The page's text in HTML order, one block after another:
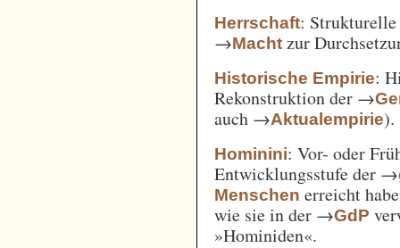
Herrschaft: Strukturelle
→Macht zur
Historische Empirie:
Rekonstruktion der →
auch →Aktualempirie).
Hominini: Vor- oder
Entwicklungsstufe der →
Menschen erreicht
wie sie in der →GdP
»Hominiden«.